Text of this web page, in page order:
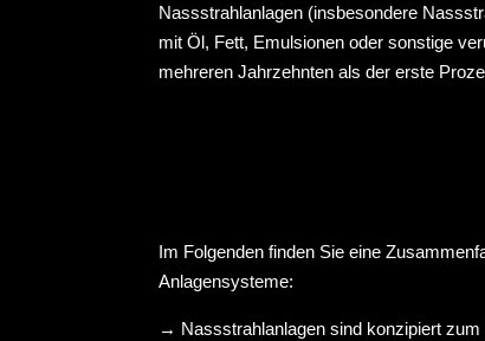
Nassstrahlanlagen (insbesondere
mit Öl, Fett, Emulsionen oder sonstige
mehreren Jahrzehnten als der erste
Im Folgenden finden Sie eine
Anlagensysteme:
→ Nassstrahlanlagen sind konzipiert